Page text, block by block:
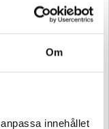
Om
innehållet
du letar efter ett stiligt